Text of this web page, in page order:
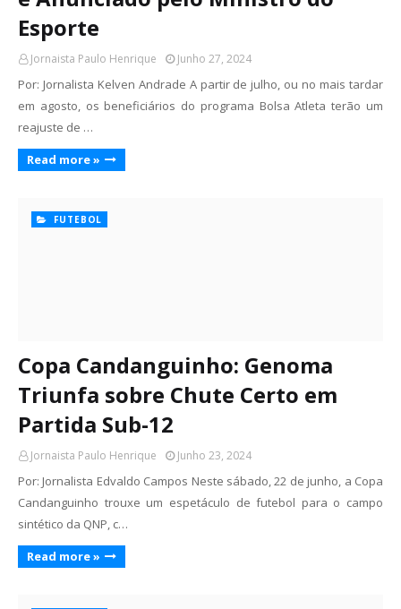
Esporte
Jornaista Paulo Henrique Junho 27, 2024
Por: Jornalista Kelven Andrade A partir de julho, ou no mais tardar
em agosto, os beneficiários do programa Bolsa Atleta terão um
reajuste de …
Read more »
FUTEBOL
Copa Candanguinho: Genoma
Triunfa sobre Chute Certo em
Partida Sub-12
Jornaista Paulo Henrique Junho 23, 2024
Por: Jornalista Edvaldo Campos Neste sábado, 22 de junho, a Copa
Candanguinho trouxe um espetáculo de futebol para o campo
sintético da QNP, c…
Read more »